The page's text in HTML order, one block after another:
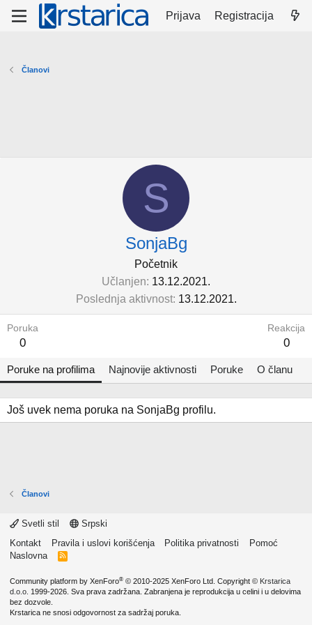
Prijava Registracija
Članovi
S
SonjaBg
Početnik
Učlanjen 13.12.2021.
Poslednja aktivnost 13.12.2021.
Poruka
0
Reakcija
0
Poruke na profilima Najnovije aktivnosti Poruke O članu
Još uvek nema poruka na SonjaBg profilu.
Članovi
Svetli stil
Srpski
Kontakt
Pravila i uslovi korišćenja Politika privatnosti
Pomoć
Naslovna
R
Community platform by XenForo® © 2010-2025 XenForo Ltd. Copyright © Krstarica
d.o.o. 1999-2026. Sva prava zadržana. Zabranjena je reprodukcija u celini i u delovima
bez dozvole.
Krstarica ne snosi odgovornost za sadržaj poruka.